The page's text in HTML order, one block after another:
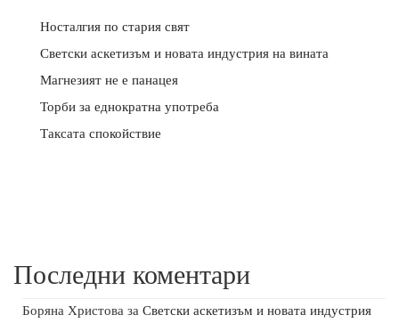
Носталгия по стария свят
Светски аскетизъм и новата индустрия на вината
Магнезият не е панацея
Торби за еднократна употреба
Таксата спокойствие
Последни коментари
Боряна Христова за Светски аскетизъм и новата индустрия